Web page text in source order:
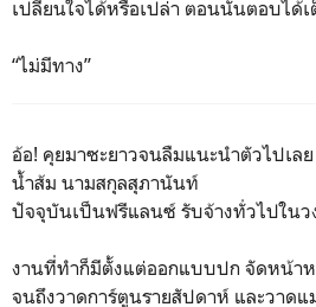
เปลี่ยนใจได้หรือเปล่า ตอนนั้นตอบได้เ
“ไม่มีทาง”
อ้อ! คุยมาซะยาวจนลืมแนะนำตัวไปเลย
น้ำส้ม นามสกุลสุภานันท์
ปัจจุบันเป็นฟรีแลนซ์ รับจ้างทั่วไปในว
งานที่ทำก็มีตั้งแต่ออกแบบปก จัดหน้า
จนถึงวาดการ์ตูนรายสัปดาห์ และวาดแ